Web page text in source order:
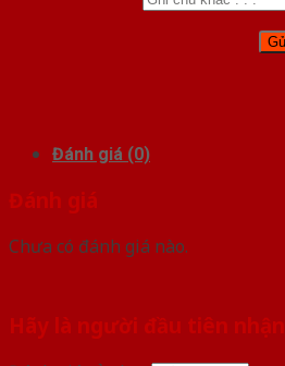
Đánh giá (0)
Đánh giá
Chưa có đánh giá nào.
Hãy là người đầu tiên